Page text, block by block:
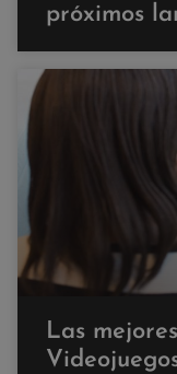
próximos
Las